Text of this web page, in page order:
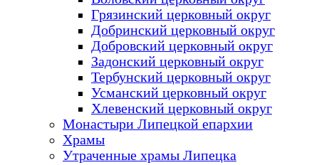
Грязинский церковный округ
Добринский церковный округ
Добровский церковный округ
Задонский церковный округ
Тербунский церковный округ
Усманский церковный округ
Хлевенский церковный округ
Монастыри Липецкой епархии
Храмы
Утраченные храмы Липецка